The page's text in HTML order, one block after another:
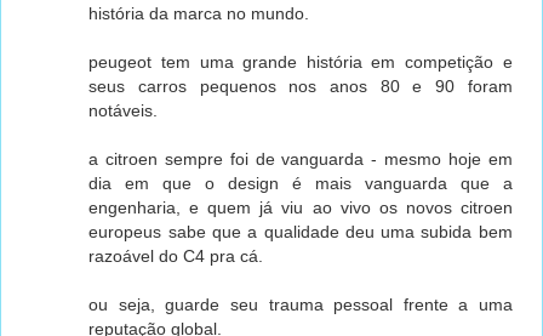
história da marca no mundo.
peugeot tem uma grande história em competição e
seus carros pequenos nos anos 80 e 90 foram
notáveis.
a citroen sempre foi de vanguarda - mesmo hoje em
dia em que o design é mais vanguarda que a
engenharia, e quem já viu ao vivo os novos citroen
europeus sabe que a qualidade deu uma subida bem
razoável do C4 pra cá.
ou seja, guarde seu trauma pessoal frente a uma
reputação global.